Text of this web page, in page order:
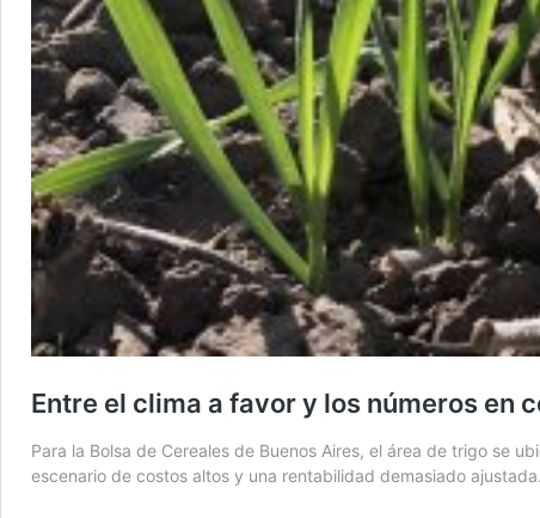
Entre el clima a favor y los números en
Para la Bolsa de Cereales de Buenos Aires, el área de trigo se
escenario de costos altos y una rentabilidad demasiado ajustada.